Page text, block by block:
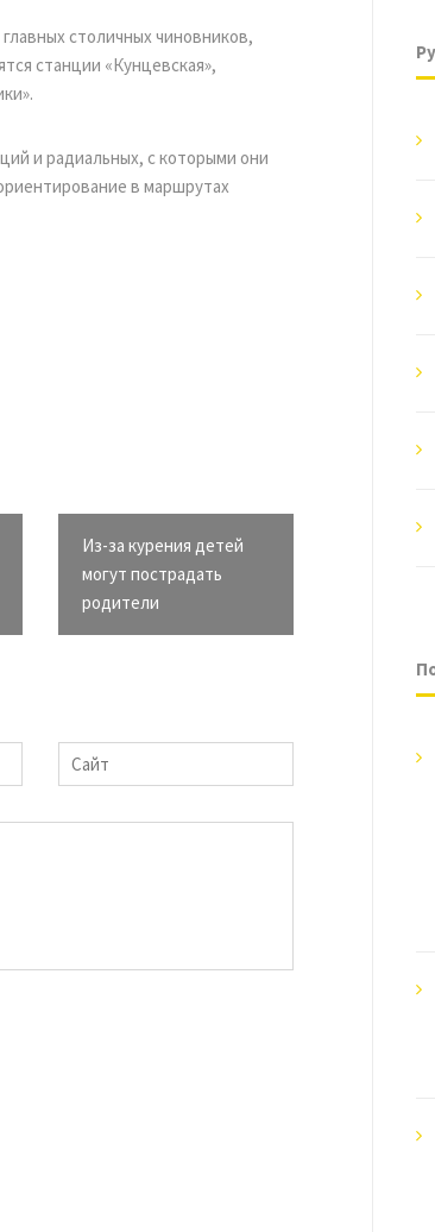
столичных чиновников,
станции «Кунцевская»,
и радиальных, с которыми они
в маршрутах
Из-за курения детей
могут пострадать
родители